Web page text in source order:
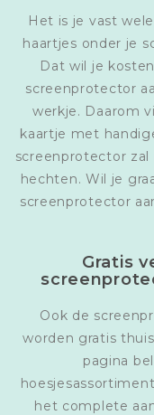
Het is je vast
haartjes onder je
Dat wil je
screenprotector
werkje. Daarom
kaartje met
screenprotector zal
hechten. Wil je
screenprotector
Gratis
Ook de
worden gratis
pagina
het complete